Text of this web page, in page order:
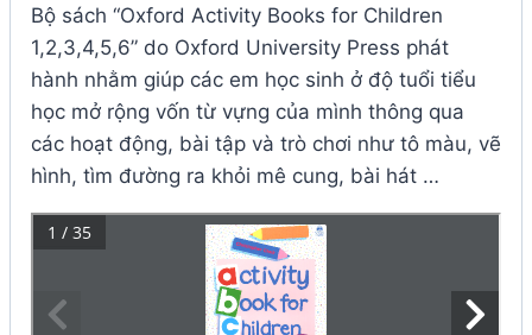
Bộ sách “Oxford Activity Books for Children
1,2,3,4,5,6” do Oxford University Press phát
hành nhằm giúp các em học sinh ở độ tuổi tiểu
học mở rộng vốn từ vựng của mình thông qua
các hoạt động, bài tập và trò chơi như tô màu, vẽ
hình, tìm đường ra khỏi mê cung, bài hát …